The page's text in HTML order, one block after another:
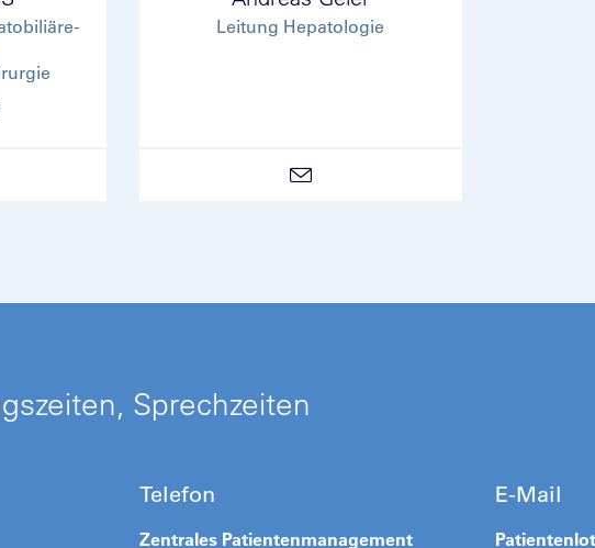
Leitung Hepatologie
Sprechzeiten
Telefon
Zentrales Patientenmanagement
E-Mail